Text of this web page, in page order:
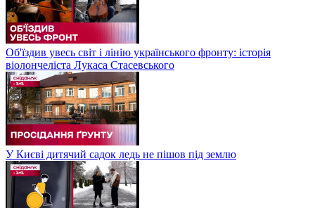
Об'їздив увесь світ і лінію українського фронту: історія
віолончеліста Лукаса Стасевського
У Києві дитячий садок ледь не пішов під землю